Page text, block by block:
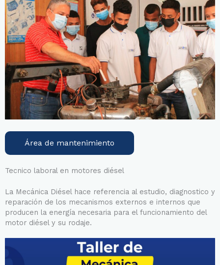
Área de mantenimiento
Tecnico laboral en motores diésel
La Mecánica Diésel hace referencia al estudio, diagnostico y
reparación de los mecanismos externos e internos que
producen la energía necesaria para el funcionamiento del
motor diésel y su rodaje.